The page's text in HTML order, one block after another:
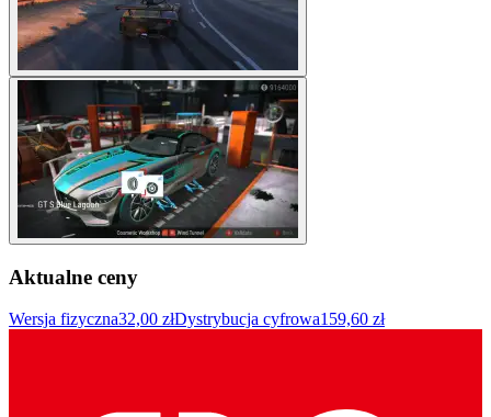
Aktualne ceny
Wersja fizyczna32,00 złDystrybucja cyfrowa159,60 zł